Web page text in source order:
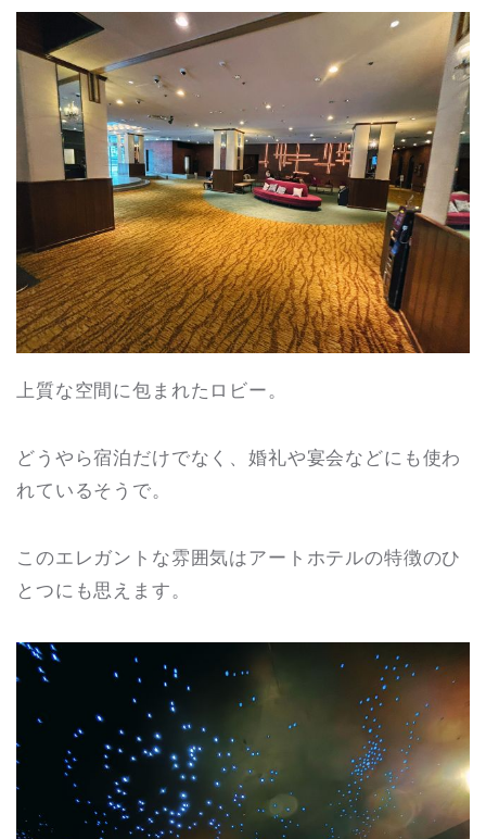
上質な空間に包まれたロビー。
どうやら宿泊だけでなく、婚礼や宴会などにも使わ
れているそうで。
このエレガントな雰囲気はアートホテルの特徴のひ
とつにも思えます。